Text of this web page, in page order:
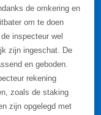
de omkering en
om te doen
inspecteur wel
zijn ingeschat. De
en geboden.
rekening
zoals de staking
zijn opgelegd met